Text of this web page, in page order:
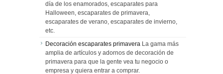
día de los enamorados, escaparates para
Halloween, escaparates de primavera,
escaparates de verano, escaparates de invierno,
etc.
Decoración escaparates primavera La gama más
amplia de artículos y adornos de decoración de
primavera para que la gente vea tu negocio o
empresa y quiera entrar a comprar.